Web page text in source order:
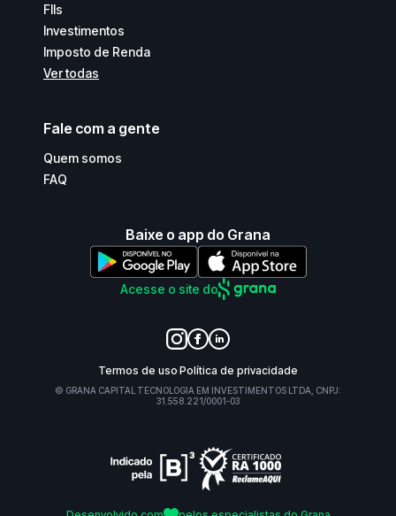
FIIs
Investimentos
Imposto de Renda
Ver todas
Fale com a gente
Quem somos
FAQ
Baixe o app do Grana
Acesse o site do
Termos de uso Política de privacidade
© GRANA CAPITAL TECNOLOGIA EM INVESTIMENTOS LTDA, CNPJ:
31.558.221/0001-03